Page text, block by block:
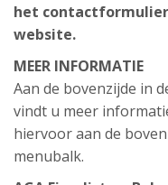
het
website.
MEER INFORMATIE
Aan de bovenzijde in
vindt u meer
hiervoor aan de
menubalk.